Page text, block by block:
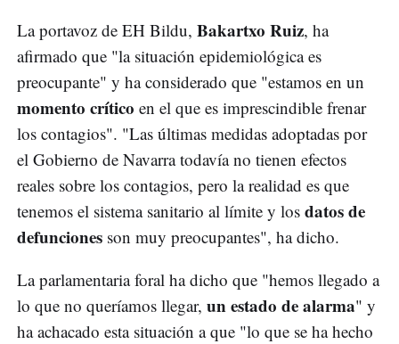
La portavoz de EH Bildu, Bakartxo Ruiz, ha
afirmado que "la situación epidemiológica es
preocupante" y ha considerado que "estamos en un
momento crítico en el que es imprescindible frenar
los contagios". "Las últimas medidas adoptadas por
el Gobierno de Navarra todavía no tienen efectos
reales sobre los contagios, pero la realidad es que
tenemos el sistema sanitario al límite y los datos de
defunciones son muy preocupantes", ha dicho.
La parlamentaria foral ha dicho que "hemos llegado a
lo que no queríamos llegar, un estado de alarma" y
ha achacado esta situación a que "lo que se ha hecho